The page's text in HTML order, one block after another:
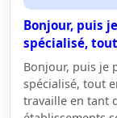
Bonjour, puis
spécialisé,
Bonjour, puis je
spécialisé, tout
travaille en tant